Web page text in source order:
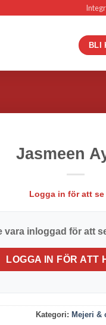
BLI
Jasmeen
Logga in för att
vara inloggad för att
LOGGA IN FÖR ATT
Kategori: Mejeri &